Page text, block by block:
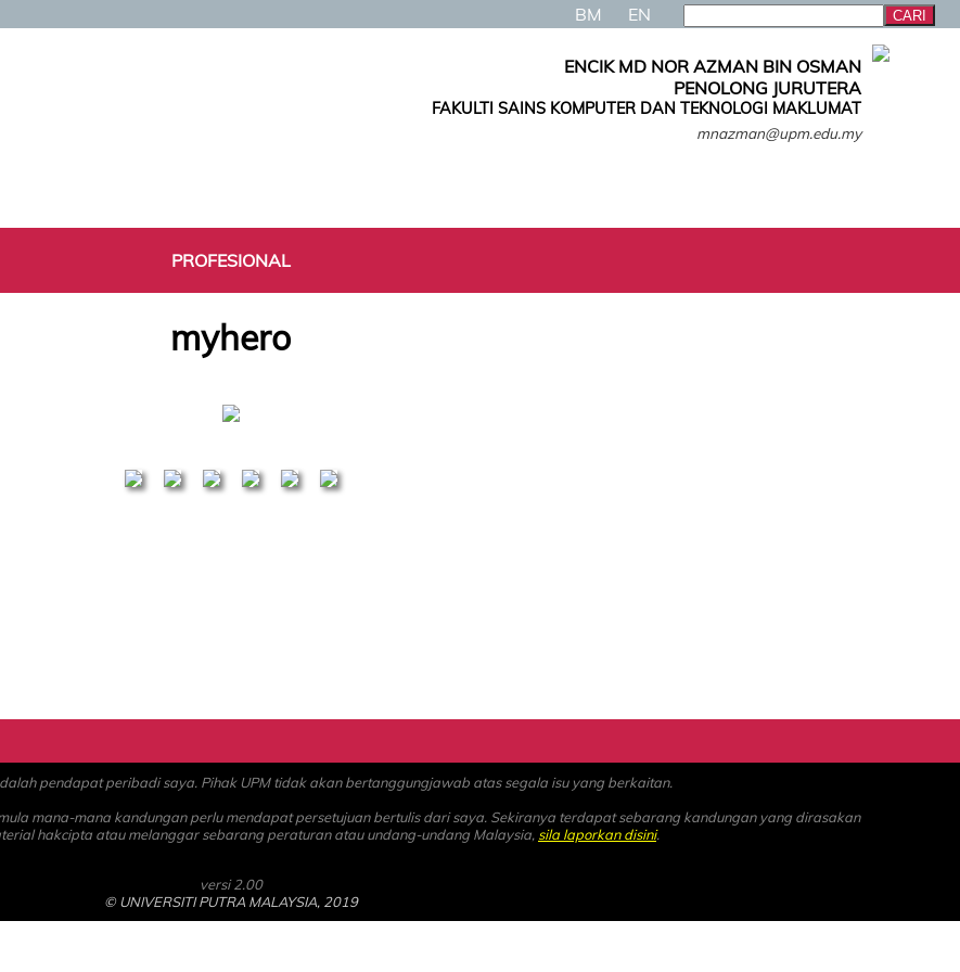
BM EN
ENCIK MD NOR AZMAN BIN OSMAN
PENOLONG JURUTERA
FAKULTI SAINS KOMPUTER DAN TEKNOLOGI MAKLUMAT
mnazman@upm.edu.my
PROFESIONAL
myhero
pendapat peribadi saya. Pihak UPM tidak akan bertanggungjawab atas segala isu yang berkaitan.
mana-mana kandungan perlu mendapat persetujuan bertulis dari saya. Sekiranya terdapat sebarang kandungan yang dirasakan
hakcipta atau melanggar sebarang peraturan atau undang-undang Malaysia, sila laporkan disini.
versi 2.00
© UNIVERSITI PUTRA MALAYSIA, 2019